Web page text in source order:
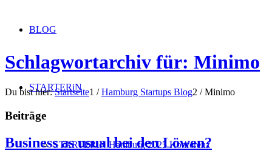
BLOG
STARTERiN
STARTERiN Hamburg 2025 Konferenz
Schlagwortarchiv für: Minimo
Du bist hier: Startseite1 / Hamburg Startups Blog2 / Minimo
Beiträge
Business as usual bei den Löwen?